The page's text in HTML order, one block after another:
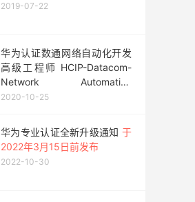
2019-07-22
华为认证数通网络自动化开发
高级工程师 HCIP-Datacom-
Network Automation
Developer V1.0（中文版）发
2020-10-25
华为专业认证全新升级通知 于
2022年3月15日前发布
2022-10-30